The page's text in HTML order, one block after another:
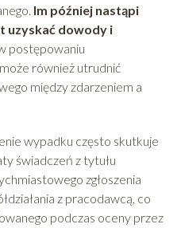
Im później nastąpi
uzyskać dowody i
postępowaniu
również utrudnić
między zdarzeniem a
wypadku często skutkuje
świadczeń z tytułu
zgłoszenia
z pracodawcą, co
podczas oceny przez